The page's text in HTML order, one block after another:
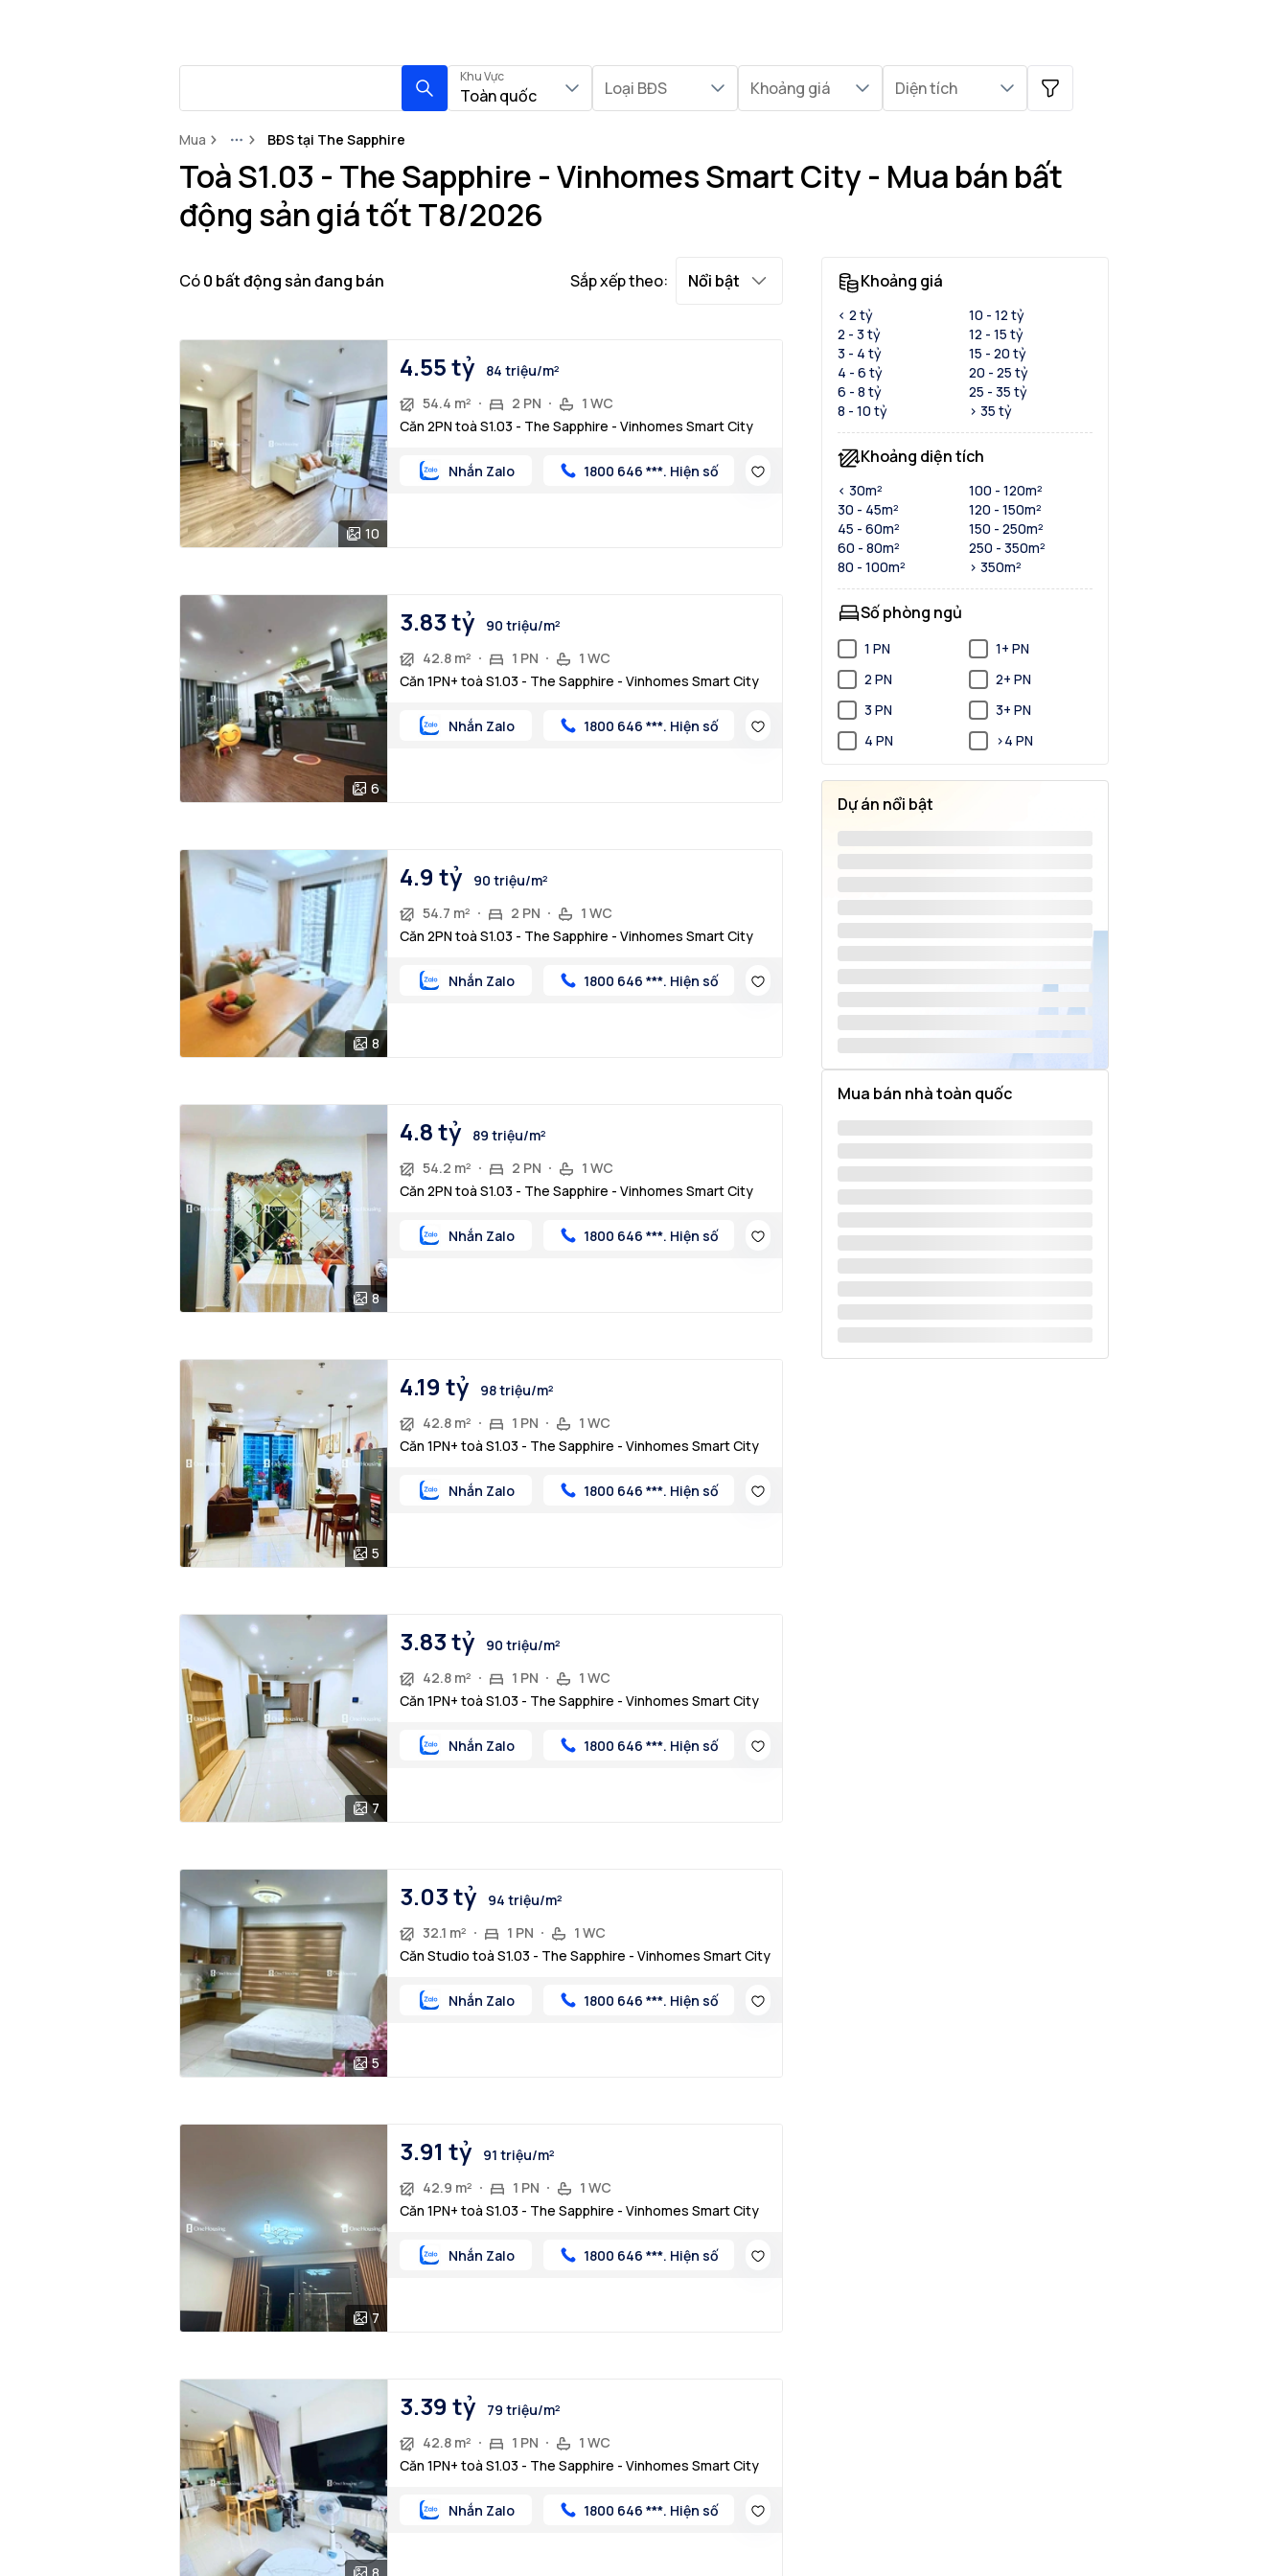
Khu Vực
Toàn quốc Loại BĐS Khoảng giá Diện tích
Mua MoreBĐS tại The Sapphire
Toà S1.03 - The Sapphire - Vinhomes Smart City - Mua bán bất
động sản giá tốt T8/2026
Có0 bất động sảnđang bán Sắp xếp theo: Nổi bật
10
4.55 tỷ
84 triệu/m²
54.4 m²
2 PN
1 WC
Căn 2PN toà S1.03 - The Sapphire - Vinhomes Smart City
Nhắn Zalo 1800 646 ***. Hiện số
6
3.83 tỷ
90 triệu/m²
42.8 m²
1 PN
1 WC
Căn 1PN+ toà S1.03 - The Sapphire - Vinhomes Smart City
Nhắn Zalo 1800 646 ***. Hiện số
8
4.9 tỷ
90 triệu/m²
54.7 m²
2 PN
1 WC
Căn 2PN toà S1.03 - The Sapphire - Vinhomes Smart City
Nhắn Zalo 1800 646 ***. Hiện số
8
4.8 tỷ
89 triệu/m²
54.2 m²
2 PN
1 WC
Căn 2PN toà S1.03 - The Sapphire - Vinhomes Smart City
Nhắn Zalo 1800 646 ***. Hiện số
5
4.19 tỷ
98 triệu/m²
42.8 m²
1 PN
1 WC
Căn 1PN+ toà S1.03 - The Sapphire - Vinhomes Smart City
Nhắn Zalo 1800 646 ***. Hiện số
7
3.83 tỷ
90 triệu/m²
42.8 m²
1 PN
1 WC
Căn 1PN+ toà S1.03 - The Sapphire - Vinhomes Smart City
Nhắn Zalo 1800 646 ***. Hiện số
5
3.03 tỷ
94 triệu/m²
32.1 m²
1 PN
1 WC
Căn Studio toà S1.03 - The Sapphire - Vinhomes Smart City
Nhắn Zalo 1800 646 ***. Hiện số
7
3.91 tỷ
91 triệu/m²
42.9 m²
1 PN
1 WC
Căn 1PN+ toà S1.03 - The Sapphire - Vinhomes Smart City
Nhắn Zalo 1800 646 ***. Hiện số
3.39 tỷ
79 triệu/m²
42.8 m²
1 PN
1 WC
Căn 1PN+ toà S1.03 - The Sapphire - Vinhomes Smart City
Nhắn Zalo 1800 646 ***. Hiện số
Khoảng giá
< 2 tỷ
2 - 3 tỷ
3 - 4 tỷ
4 - 6 tỷ
6 - 8 tỷ
8 - 10 tỷ
10 - 12 tỷ
12 - 15 tỷ
15 - 20 tỷ
20 - 25 tỷ
25 - 35 tỷ
> 35 tỷ
Khoảng diện tích
< 30m²
30 - 45m²
45 - 60m²
60 - 80m²
80 - 100m²
100 - 120m²
120 - 150m²
150 - 250m²
250 - 350m²
> 350m²
Số phòng ngủ
1 PN
1+ PN
2 PN
2+ PN
3 PN
3+ PN
4 PN
>4 PN
Dự án nổi bật
Mua bán nhà toàn quốc